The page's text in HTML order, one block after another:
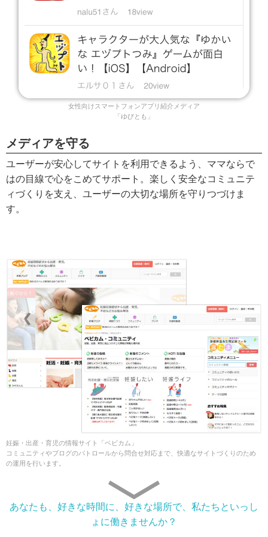
女性向けスマートフォンアプリ紹介メディア
「ゆびとも」
メディアを守る
ユーザーが安心してサイトを利用できるよう、ママならで
はの目線で心をこめてサポート。楽しく安全なコミュニテ
ィづくりを支え、ユーザーの大切な場所を守りつづけま
す。
妊娠・出産・育児の情報サイト「ベビカム」
コミュニティやブログのパトロールから問合せ対応まで、快適なサイトづくりのため
の運用を行います。
あなたも、好きな時間に、好きな場所で、私たちといっし
ょに働きませんか？